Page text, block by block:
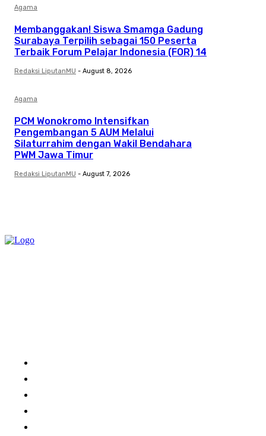
Agama
Membanggakan! Siswa Smamga Gadung
Surabaya Terpilih sebagai 150 Peserta
Terbaik Forum Pelajar Indonesia (FOR) 14
Redaksi LiputanMU - August 8, 2026
Agama
PCM Wonokromo Intensifkan
Pengembangan 5 AUM Melalui
Silaturrahim dengan Wakil Bendahara
PWM Jawa Timur
Redaksi LiputanMU - August 7, 2026